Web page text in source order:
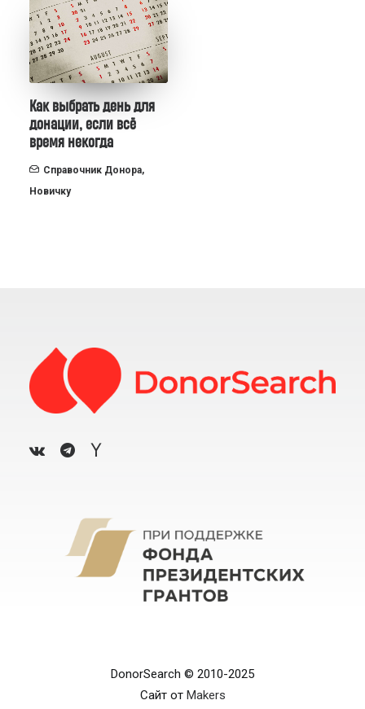
Как выбрать день для
донации, если всё
время некогда
Справочник Донора,
Новичку
DonorSearch © 2010-2025
Сайт от Makers